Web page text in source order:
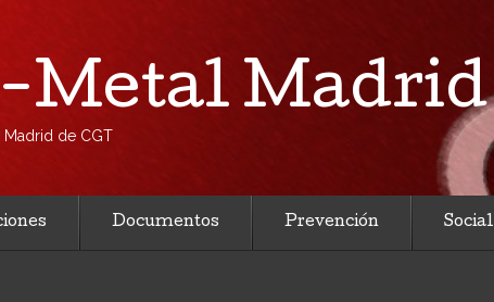
Metal Madrid
de CGT
Documentos Prevención Social